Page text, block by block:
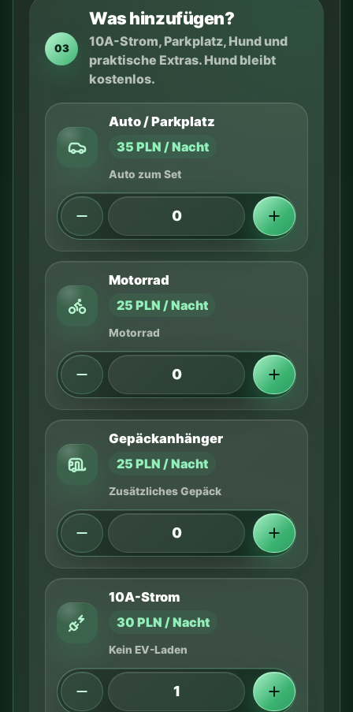
03
Was hinzufügen?
10A-Strom, Parkplatz, Hund und
praktische Extras. Hund bleibt
kostenlos.
Auto / Parkplatz
35 PLN / Nacht
Auto zum Set
Motorrad
25 PLN / Nacht
Motorrad
Gepäckanhänger
25 PLN / Nacht
Zusätzliches Gepäck
10A-Strom
30 PLN / Nacht
Kein EV-Laden